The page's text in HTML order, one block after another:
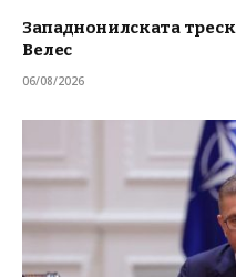
Западнонилската
Велес
06/08/2026